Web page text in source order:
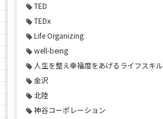
TED
TEDx
Life Organizing
well-being
人生を整え幸福度をあげるライフスキル
金沢
北陸
神谷コーポレーション